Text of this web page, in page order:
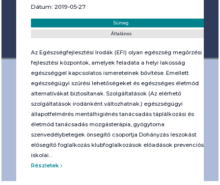
Dátum: 2019-05-27
Sümeg
Általános
Az Egészségfejlesztési Irodák (EFI) olyan egészség megőrzési és
fejlesztési központok, amelyek feladata a helyi lakosság
egészséggel kapcsolatos ismereteinek bővítése. Emellett
egészségügyi szűrési lehetőségeket és egészséges életmód
alternatívákat biztosítanak. Szolgáltatások (Az elérhető
szolgáltatások irodánként változhatnak.) egészségügyi
állapotfelmérés mentálhigiénés tanácsadás táplálkozási és
életmód tanácsadás mozgásterápia, gyógytorna
szenvedélybetegek önsegítő csoportja Dohányzás leszokást
elősegítő foglalkozás klubfoglalkozások előadások prevenciós
iskolai…
Részletek